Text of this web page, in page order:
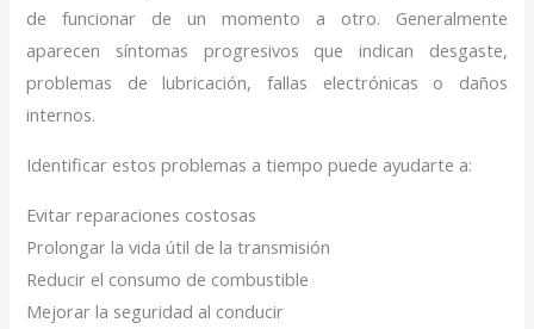
de funcionar de un momento a otro. Generalmente
aparecen síntomas progresivos que indican desgaste,
problemas de lubricación, fallas electrónicas o daños
internos.
Identificar estos problemas a tiempo puede ayudarte a:
Evitar reparaciones costosas
Prolongar la vida útil de la transmisión
Reducir el consumo de combustible
Mejorar la seguridad al conducir